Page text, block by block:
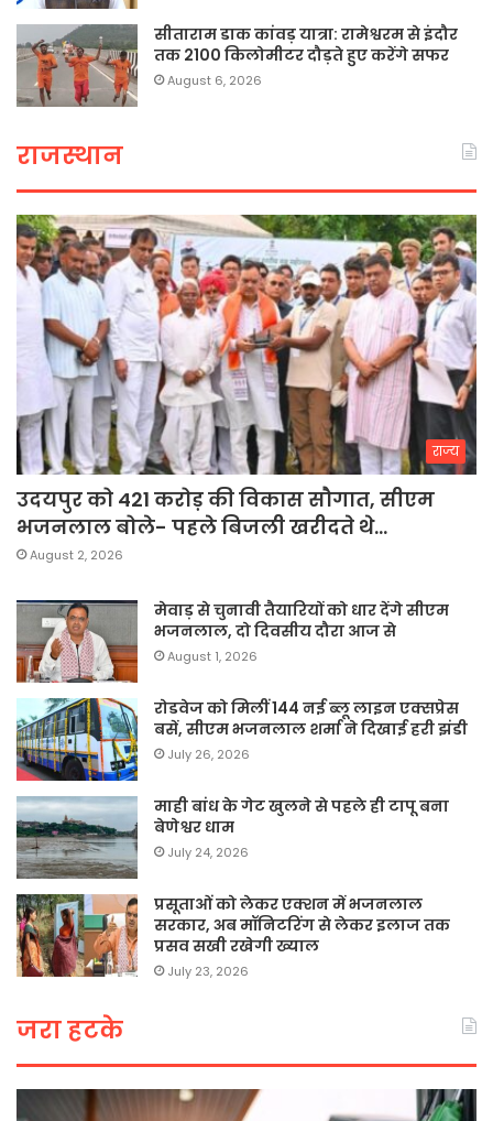
सीताराम डाक कांवड़ यात्रा: रामेश्वरम से इंदौर
तक 2100 किलोमीटर दौड़ते हुए करेंगे सफर
August 6, 2026
राजस्थान
राज्य
उदयपुर को 421 करोड़ की विकास सौगात, सीएम
भजनलाल बोले- पहले बिजली खरीदते थे…
August 2, 2026
मेवाड़ से चुनावी तैयारियों को धार देंगे सीएम
भजनलाल, दो दिवसीय दौरा आज से
August 1, 2026
रोडवेज को मिलीं 144 नई ब्लू लाइन एक्सप्रेस
बसें, सीएम भजनलाल शर्मा ने दिखाई हरी झंडी
July 26, 2026
माही बांध के गेट खुलने से पहले ही टापू बना
बेणेश्वर धाम
July 24, 2026
प्रसूताओं को लेकर एक्शन में भजनलाल
सरकार, अब मॉनिटरिंग से लेकर इलाज तक
प्रसव सखी रखेगी ख्याल
July 23, 2026
जरा हटके